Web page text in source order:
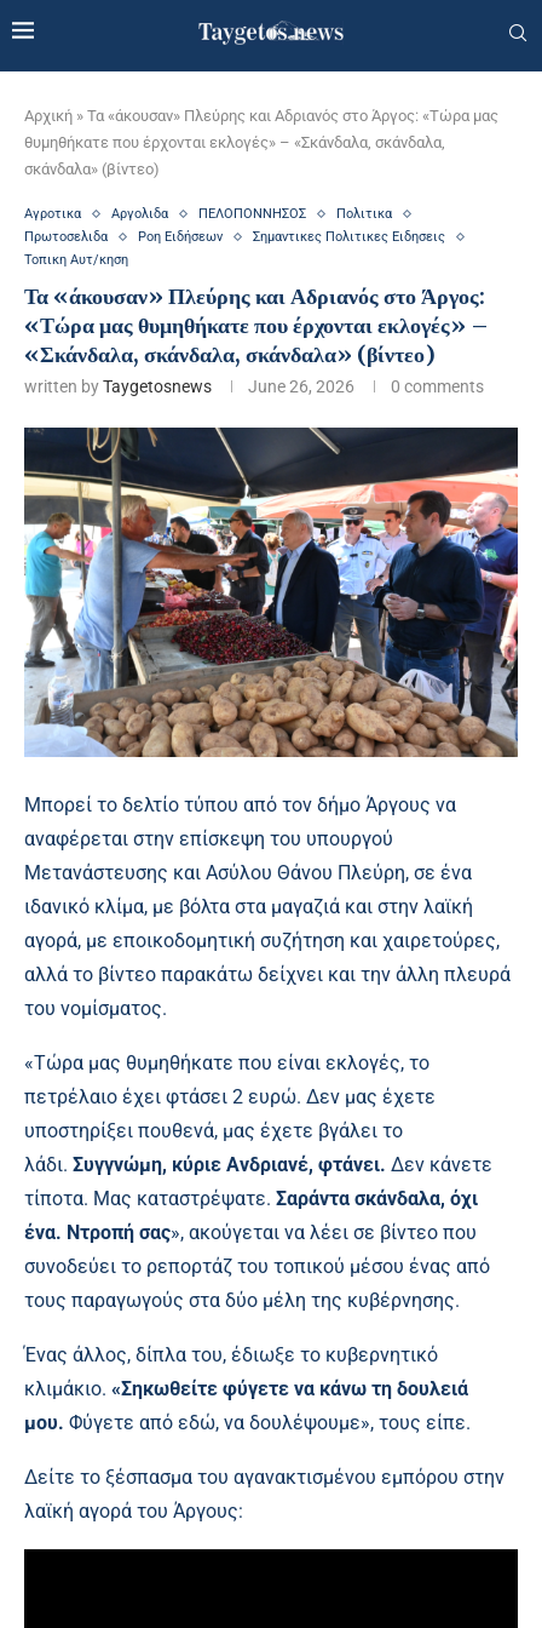
Αρχική » Τα «άκουσαν» Πλεύρης και Αδριανός στο Άργος: «Τώρα μας
θυμηθήκατε που έρχονται εκλογές» – «Σκάνδαλα, σκάνδαλα,
σκάνδαλα» (βίντεο)
Αγροτικα Αργολιδα ΠΕΛΟΠΟΝΝΗΣΟΣ
Πολιτικα
Πρωτοσελιδα
Ροη Ειδήσεων
Σημαντικες Πολιτικες Ειδησεις
Τοπικη Αυτ/κηση
Τα «άκουσαν» Πλεύρης και Αδριανός στο Άργος:
«Τώρα μας θυμηθήκατε που έρχονται εκλογές» –
«Σκάνδαλα, σκάνδαλα, σκάνδαλα» (βίντεο)
written byTaygetosnews June 26, 2026 0 comments
Μπορεί το δελτίο τύπου από τον δήμο Άργους να
αναφέρεται στην επίσκεψη του υπουργού
Μετανάστευσης και Ασύλου Θάνου Πλεύρη, σε ένα
ιδανικό κλίμα, με βόλτα στα μαγαζιά και στην λαϊκή
αγορά, με εποικοδομητική συζήτηση και χαιρετούρες,
αλλά το βίντεο παρακάτω δείχνει και την άλλη πλευρά
του νομίσματος.
«Τώρα μας θυμηθήκατε που είναι εκλογές, το
πετρέλαιο έχει φτάσει 2 ευρώ. Δεν μας έχετε
υποστηρίξει πουθενά, μας έχετε βγάλει το
λάδι. Συγγνώμη, κύριε Ανδριανέ, φτάνει. Δεν κάνετε
τίποτα. Μας καταστρέψατε. Σαράντα σκάνδαλα, όχι
ένα. Ντροπή σας», ακούγεται να λέει σε βίντεο που
συνοδεύει το ρεπορτάζ του τοπικού μέσου ένας από
τους παραγωγούς στα δύο μέλη της κυβέρνησης.
Ένας άλλος, δίπλα του, έδιωξε το κυβερνητικό
κλιμάκιο. «Σηκωθείτε φύγετε να κάνω τη δουλειά
μου. Φύγετε από εδώ, να δουλέψουμε», τους είπε.
Δείτε το ξέσπασμα του αγανακτισμένου εμπόρου στην
λαϊκή αγορά του Άργους: